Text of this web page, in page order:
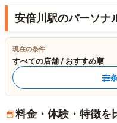
安倍川駅のパーソナ
現在の条件
すべての店舗 / おすすめ順
料金・体験・特徴を